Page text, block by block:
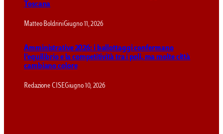
Toscana
Matteo BoldriniGiugno 11, 2026
Amministrative 2026: i ballottaggi confermano
l’equilibrio e la competitività tra i poli, ma molte città
cambiano colore
Redazione CISEGiugno 10, 2026